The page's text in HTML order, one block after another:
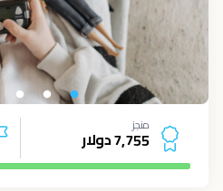
منجز
7,755 دولار